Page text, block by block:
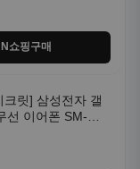
N쇼핑구매
릿] 삼성전자 갤
선 이어폰 SM-